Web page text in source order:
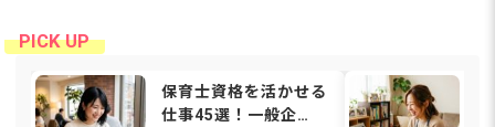
保育士資格を活かせる
仕事45選！一般企